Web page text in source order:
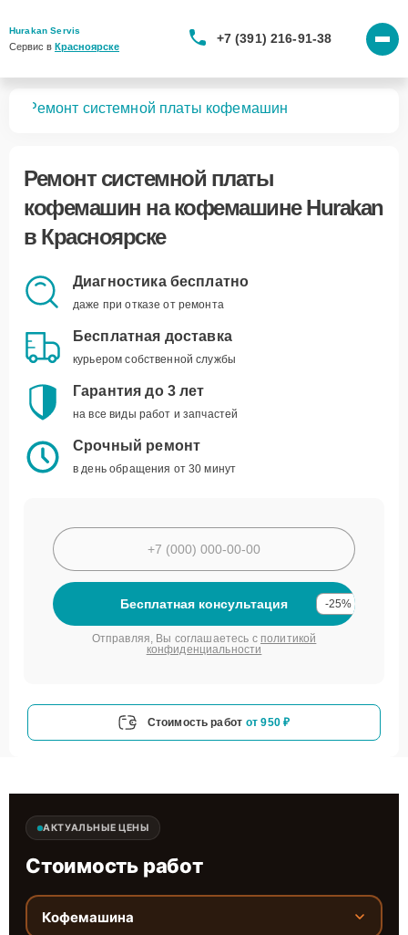
Hurakan Servis
Сервис в Красноярске
+7 (391) 216-91-38
Ремонт системной платы кофемашин
Ремонт системной платы
кофемашин на кофемашине Hurakan
в Красноярске
Диагностика бесплатно
даже при отказе от ремонта
Бесплатная доставка
курьером собственной службы
Гарантия до 3 лет
на все виды работ и запчастей
Срочный ремонт
в день обращения от 30 минут
Бесплатная консультация -25%
Отправляя, Вы соглашаетесь с политикой
конфиденциальности
Стоимость работ от 950 ₽
АКТУАЛЬНЫЕ ЦЕНЫ
Стоимость работ
Кофемашина